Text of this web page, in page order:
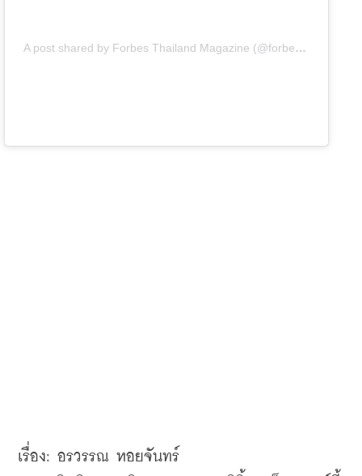
A post shared by Forbes Thailand Magazine (@forbesthailand)
เรื่อง: อรวรรณ